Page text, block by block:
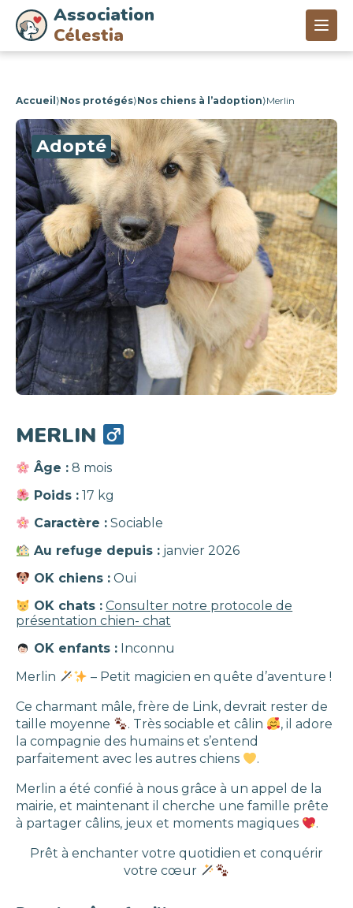
Association
Célestia
Accueil ⟩Nos protégés⟩Nos chiens à l’adoption⟩Merlin
Adopté
MERLIN
Âge : 8 mois
Poids : 17 kg
Caractère : Sociable
Au refuge depuis : janvier 2026
OK chiens : Oui
OK chats : Consulter notre protocole de
présentation chien- chat
OK enfants : Inconnu
Merlin
– Petit magicien en quête d’aventure !
Ce charmant mâle, frère de Link, devrait rester de
taille moyenne
. Très sociable et câlin
, il adore
la compagnie des humains et s’entend
parfaitement avec les autres chiens
.
Merlin a été confié à nous grâce à un appel de la
mairie, et maintenant il cherche une famille prête
à partager câlins, jeux et moments magiques
.
Prêt à enchanter votre quotidien et conquérir
votre cœur